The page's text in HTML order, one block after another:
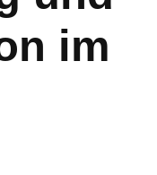
im